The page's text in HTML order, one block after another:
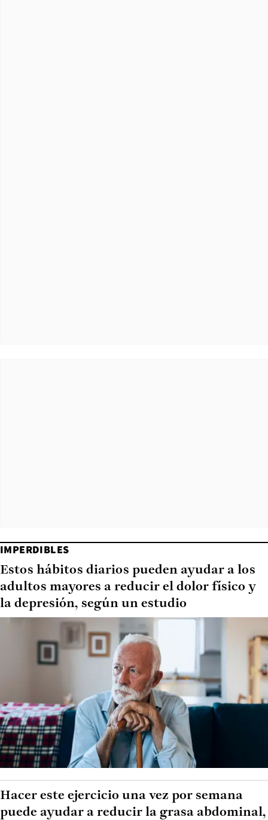
IMPERDIBLES
Estos hábitos diarios pueden ayudar a los
adultos mayores a reducir el dolor físico y
la depresión, según un estudio
Hacer este ejercicio una vez por semana
puede ayudar a reducir la grasa abdominal,